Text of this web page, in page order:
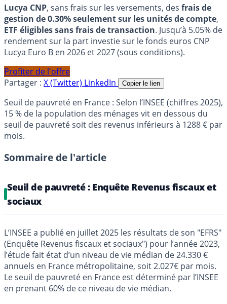
Lucya CNP, sans frais sur les versements, des frais de
gestion de 0.30% seulement sur les unités de compte,
ETF éligibles sans frais de transaction. Jusqu’à 5.05% de
rendement sur la part investie sur le fonds euros CNP
Lucya Euro B en 2026 et 2027 (sous conditions).
Profiter de l'offre
Partager : X (Twitter) LinkedIn Copier le lien
Seuil de pauvreté en France : Selon l’INSEE (chiffres 2025),
15 % de la population des ménages vit en dessous du
seuil de pauvreté soit des revenus inférieurs à 1288 € par
mois.
Sommaire de l'article
Seuil de pauvreté : Enquête Revenus fiscaux et
sociaux
L’INSEE a publié en juillet 2025 les résultats de son "EFRS"
(Enquête Revenus fiscaux et sociaux") pour l’année 2023,
l’étude fait état d’un niveau de vie médian de 24.330 €
annuels en France métropolitaine, soit 2.027€ par mois.
Le seuil de pauvreté en France est déterminé par l’INSEE
en prenant 60% de ce niveau de vie médian.